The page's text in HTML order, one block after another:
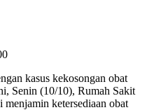
kasus kekosongan obat
Senin (10/10), Rumah Sakit
ketersediaan obat